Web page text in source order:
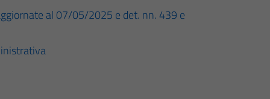
al 07/05/2025 e det. nn. 439 e